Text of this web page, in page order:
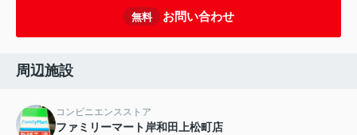
無料 お問い合わせ
周辺施設
コンビニエンスストア
ファミリーマート岸和田上松町店